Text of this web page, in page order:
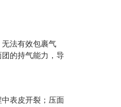
法有效包裹气
的持气能力，导
表皮开裂；压面